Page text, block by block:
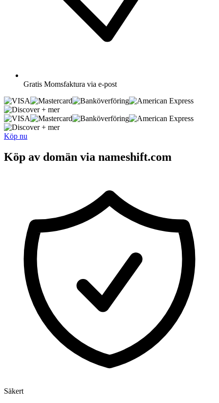
Gratis Momsfaktura via e-post
+ mer
+ mer
Köp nu
Köp av domän via nameshift.com
Säkert